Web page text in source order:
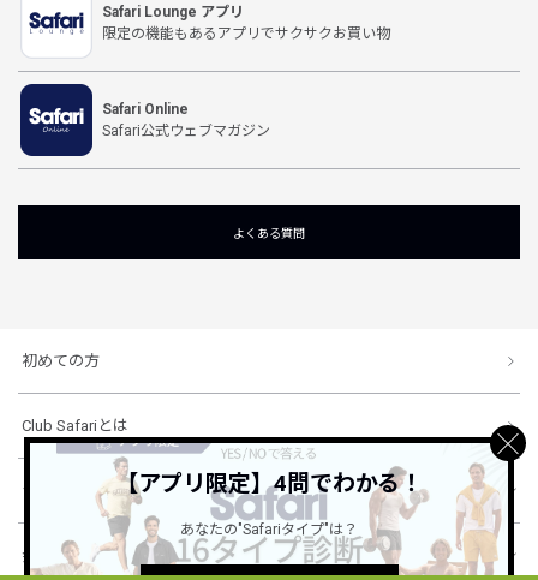
Safari Lounge アプリ
限定の機能もあるアプリでサクサクお買い物
Safari Online
Safari公式ウェブマガジン
よくある質問
初めての方
Club Safariとは
ショッピングガイド
会社概要・規約
【アプリ限定】4問でわかる！
あなたの"Safariタイプ"は？